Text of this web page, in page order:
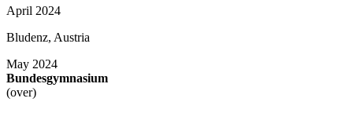
April 2024
Bludenz, Austria
May 2024
Bundesgymnasium
(over)